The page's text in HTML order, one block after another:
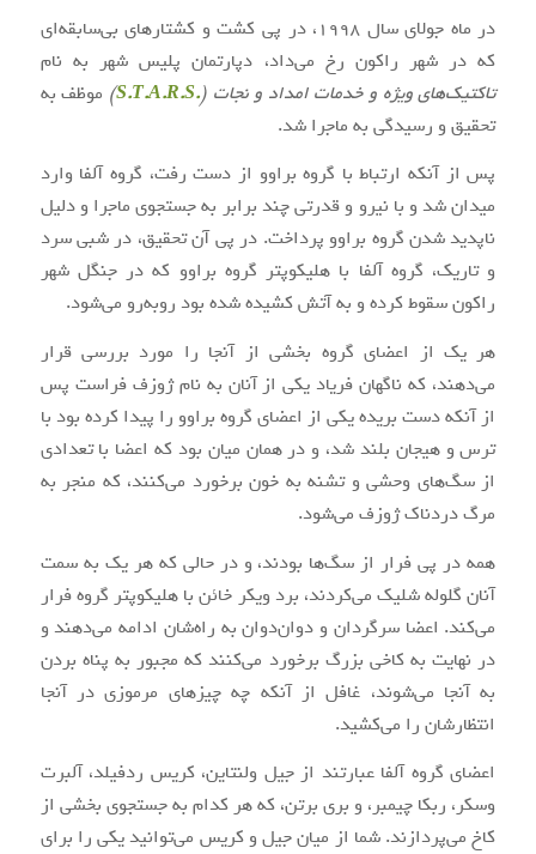
در ماه جولای سال ۱۹۹۸، در پی کشت و کشتارهای بی‌سابقه‌ای
که در شهر راکون رخ می‌داد، دپارتمان پلیس شهر به نام
تاکتیک‌های ویژه و خدمات امداد و نجات (.S.T.A.R.S
) موظف به
تحقیق و رسیدگی به ماجرا شد.
پس از آنکه ارتباط با گروه براوو از دست رفت، گروه آلفا وارد
میدان شد و با نیرو و قدرتی چند برابر به جستجوی ماجرا و دلیل
ناپدید شدن گروه براوو پرداخت. در پی آن تحقیق، در شبی سرد
و تاریک، گروه آلفا با هلیکوپتر گروه براوو که در جنگل شهر
راکون سقوط کرده و به آتش کشیده شده بود روبه‌رو می‌شود.
هر یک از اعضای گروه بخشی از آنجا را مورد بررسی قرار
می‌دهند، که ناگهان فریاد یکی از آنان به نام ژوزف فراست پس
از آنکه دست بریده یکی از اعضای گروه براوو را پیدا کرده بود با
ترس و هیجان بلند شد، و در همان میان بود که اعضا با تعدادی
از سگ‌های وحشی و تشنه به خون برخورد می‌کنند، که منجر به
مرگ دردناک ژوزف می‌شود.
همه در پی فرار از سگ‌ها بودند، و در حالی که هر یک به سمت
آنان گلوله شلیک می‌کردند، برد ویکر خائن با هلیکوپتر گروه فرار
می‌کند. اعضا سرگردان و دوان‌دوان به راه‌شان ادامه می‌دهند و
در نهایت به کاخی بزرگ برخورد می‌کنند که مجبور به پناه بردن
به آنجا می‌شوند، غافل از آنکه چه چیزهای مرموزی در آنجا
انتظارشان را می‌کشید.
اعضای گروه آلفا عبارتند از جیل ولنتاین، کریس ردفیلد، آلبرت
وسکر، ربکا چیمبر، و بری برتن، که هر کدام به جستجوی بخشی از
کاخ می‌پردازند. شما از میان جیل و کریس می‌توانید یکی را برای